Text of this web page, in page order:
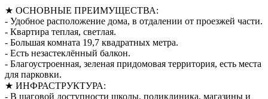
★ ОСНОВНЫЕ ПРЕИМУЩЕСТВА:
- Удобное расположение дома, в отдалении от проезжей части.
- Квартира теплая, светлая.
- Большая комната 19,7 квадратных метра.
- Есть незастеклённый балкон.
- Благоустроенная, зеленая придомовая территория, есть места
для парковки.
★ ИНФРАСТРУКТУРА:
- В шаговой доступности школы, поликлиника, магазины и